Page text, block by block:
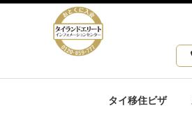
タイ移住ビザ